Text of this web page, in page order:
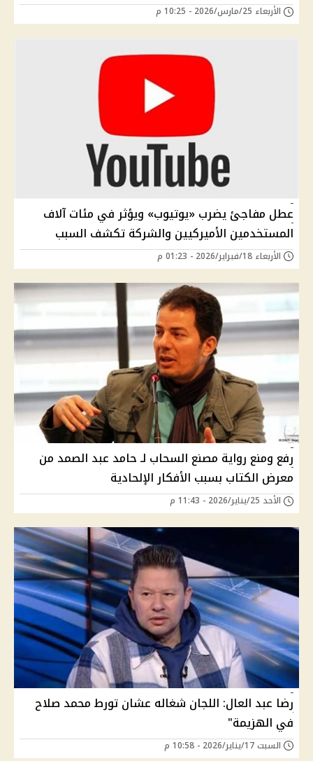
الأربعاء 25/مارس/2026 - 10:25 م
عطل مفاجئ يضرب «يوتيوب» ويؤثر في مئات آلاف
المستخدمين الأميركيين والشركة تكشف السبب
الأربعاء 18/فبراير/2026 - 01:23 م
رفع ومنع رواية مصنع السحاب لـ حامد عبد الصمد من
معرض الكتاب بسبب الأفكار الإلحادية
الأحد 25/يناير/2026 - 11:43 م
رضا عبد العال: اللجان شغاله عشان تورط محمد صلاح
في الهزيمة"
السبت 17/يناير/2026 - 10:58 م